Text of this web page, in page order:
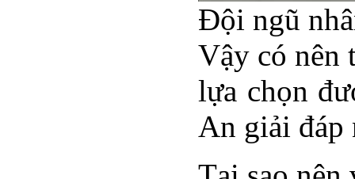
Đội ngũ
Vậy có nên
lựa chọn
An giải đáp